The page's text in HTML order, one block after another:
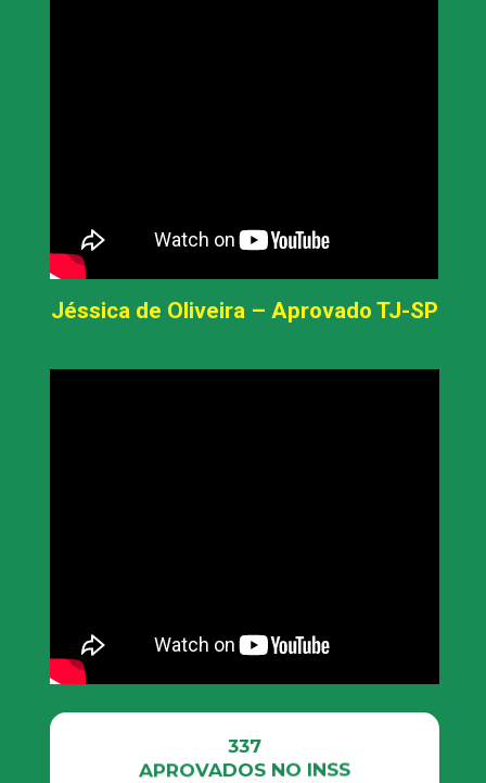
Jéssica de Oliveira – Aprovado TJ-SP
337
APROVADOS NO INSS